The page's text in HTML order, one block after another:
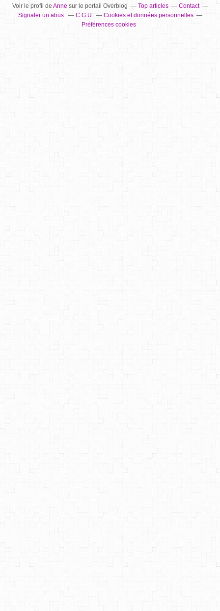
Voir le profil de Annesur le portail Overblog Top articles
Contact
Signaler un abus
C.G.U.
Cookies et données personnelles
Préférences cookies